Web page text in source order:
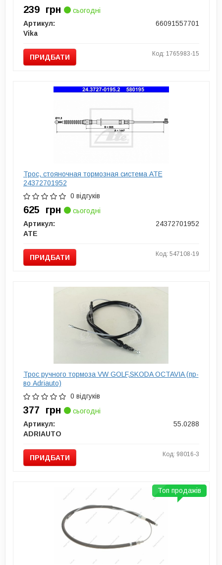
239 грн
сьогодні
Артикул:
66091557701
Vika
ПРИДБАТИ Код: 1765983-15
Трос, стояночная тормозная система ATE
24372701952
0 відгуків
625 грн
сьогодні
Артикул:
24372701952
ATE
ПРИДБАТИ Код: 547108-19
Трос ручного тормоза VW GOLF,SKODA OCTAVIA (пр-
во Adriauto)
0 відгуків
377 грн
сьогодні
Артикул:
55.0288
ADRIAUTO
ПРИДБАТИ Код: 98016-3
Топ продажів